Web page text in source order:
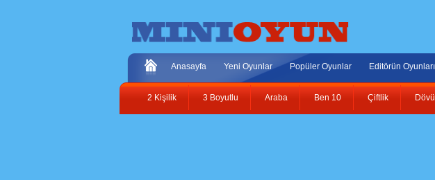
Anasayfa Yeni Oyunlar Popüler Oyunlar Editörün Oyunları
2 Kişilik 3 Boyutlu Araba Ben 10 Çiftlik